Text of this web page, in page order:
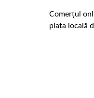
Comerțul
piața locală